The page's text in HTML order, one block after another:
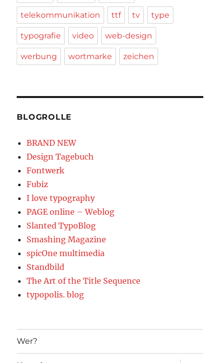
telekommunikation ttf tv type
typografie video web-design
werbung wortmarke zeichen
BLOGROLLE
BRAND NEW
Design Tagebuch
Fontwerk
Fubiz
I love typography
PAGE online – Weblog
Slanted TypoBlog
Smashing Magazine
spicOne multimedia
Standbild
The Art of the Title Sequence
typopolis. blog
Wer?